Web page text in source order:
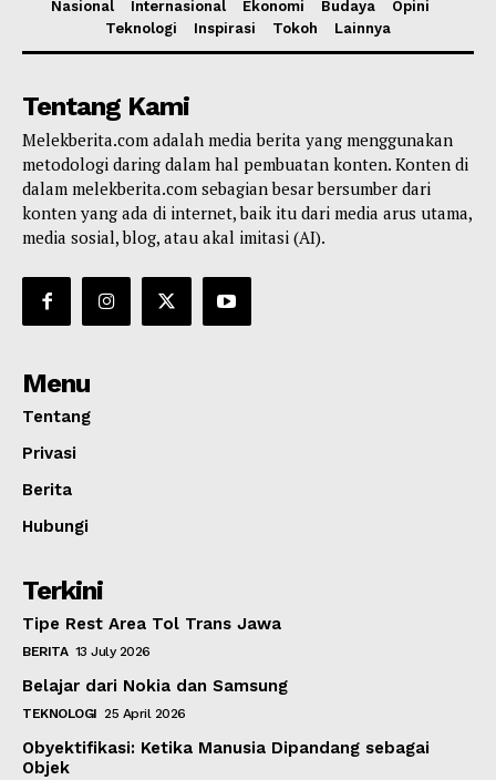
Nasional Internasional Ekonomi Budaya
Opini
Teknologi
Inspirasi Tokoh Lainnya
Tentang Kami
Melekberita.com adalah media berita yang menggunakan
metodologi daring dalam hal pembuatan konten. Konten di
dalam melekberita.com sebagian besar bersumber dari
konten yang ada di internet, baik itu dari media arus utama,
media sosial, blog, atau akal imitasi (AI).
Menu
Tentang
Privasi
Berita
Hubungi
Terkini
Tipe Rest Area Tol Trans Jawa
BERITA 13 July 2026
Belajar dari Nokia dan Samsung
TEKNOLOGI 25 April 2026
Obyektifikasi: Ketika Manusia Dipandang sebagai
Objek